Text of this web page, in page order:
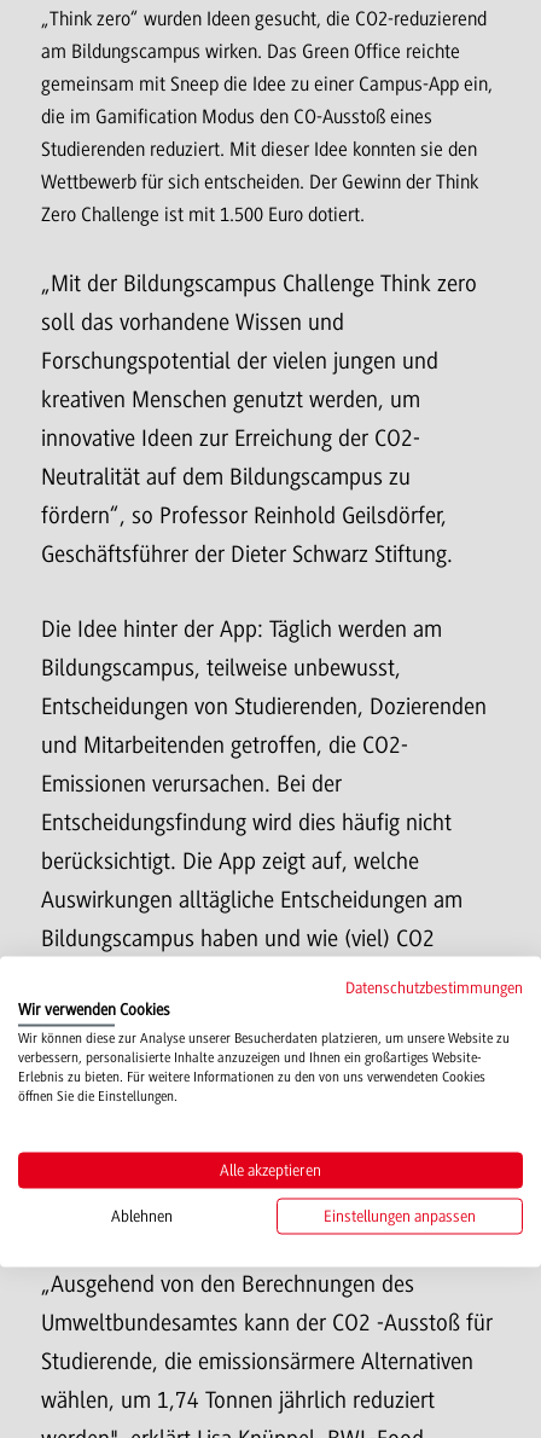
„Think zero“ wurden Ideen gesucht, die CO2-reduzierend
am Bildungscampus wirken. Das Green Office reichte
gemeinsam mit Sneep die Idee zu einer Campus-App ein,
die im Gamification Modus den CO-Ausstoß eines
Studierenden reduziert. Mit dieser Idee konnten sie den
Wettbewerb für sich entscheiden. Der Gewinn der Think
Zero Challenge ist mit 1.500 Euro dotiert.
„Mit der Bildungscampus Challenge Think zero
soll das vorhandene Wissen und
Forschungspotential der vielen jungen und
kreativen Menschen genutzt werden, um
innovative Ideen zur Erreichung der CO2-
Neutralität auf dem Bildungscampus zu
fördern“, so Professor Reinhold Geilsdörfer,
Geschäftsführer der Dieter Schwarz Stiftung.
Die Idee hinter der App: Täglich werden am
Bildungscampus, teilweise unbewusst,
Entscheidungen von Studierenden, Dozierenden
und Mitarbeitenden getroffen, die CO2-
Emissionen verursachen. Bei der
Entscheidungsfindung wird dies häufig nicht
berücksichtigt. Die App zeigt auf, welche
Auswirkungen alltägliche Entscheidungen am
Bildungscampus haben und wie (viel) CO2
potenziell eingespart werden kann. Sie motiviert
User*innen anhand von Gamification zur Nutzung
der App und zu Entscheidungen, die CO2-
Emissionen einsparen.
Ähnlich wie bei Smart Watches vergleichen
User*innen ihre CO2-Einsparungen und
„Ausgehend von den Berechnungen des
Umweltbundesamtes kann der CO2 -Ausstoß für
Studierende, die emissionsärmere Alternativen
wählen, um 1,74 Tonnen jährlich reduziert
Datenschutzbestimmungen
Wir verwenden Cookies
Wir können diese zur Analyse unserer Besucherdaten platzieren, um unsere Website zu
verbessern, personalisierte Inhalte anzuzeigen und Ihnen ein großartiges Website-
Erlebnis zu bieten. Für weitere Informationen zu den von uns verwendeten Cookies
öffnen Sie die Einstellungen.
Alle akzeptieren
Ablehnen Einstellungen anpassen